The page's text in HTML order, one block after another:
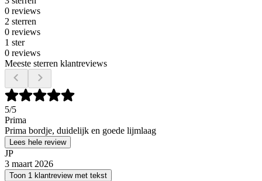
0 reviews
2 sterren
0 reviews
1 ster
0 reviews
Meeste sterren klantreviews
5/5
Prima
Prima bordje, duidelijk en goede lijmlaag
Lees hele review
JP
3 maart 2026
Toon 1 klantreview met tekst